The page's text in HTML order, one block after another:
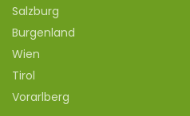
Salzburg
Burgenland
Wien
Tirol
Vorarlberg